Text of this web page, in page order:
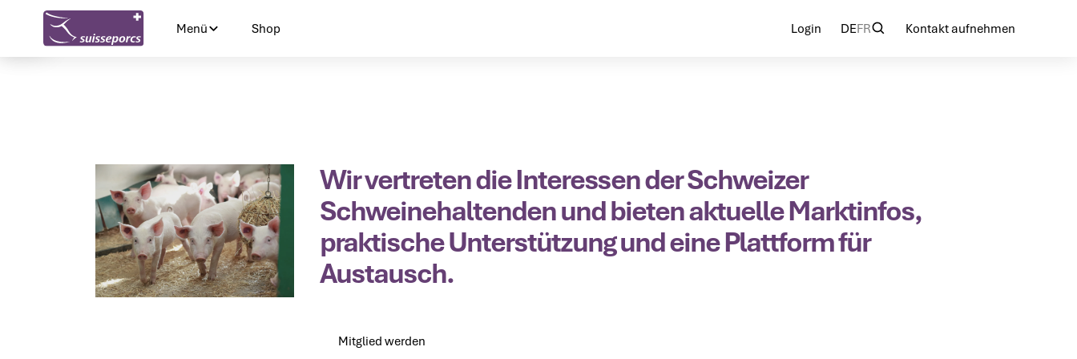
Menü
Shop
Login
DEFR
Kontakt aufnehmen
Wir vertreten die Interessen der Schweizer
Schweinehaltenden und bieten aktuelle Marktinfos,
praktische Unterstützung und eine Plattform für
Austausch.
Mitglied werden